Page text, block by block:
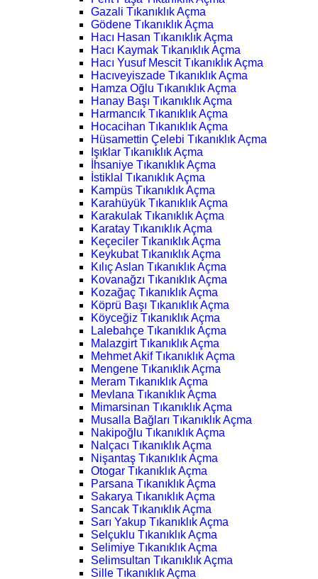
Gazali Tıkanıklık Açma
Gödene Tıkanıklık Açma
Hacı Hasan Tıkanıklık Açma
Hacı Kaymak Tıkanıklık Açma
Hacı Yusuf Mescit Tıkanıklık Açma
Hacıveyiszade Tıkanıklık Açma
Hamza Oğlu Tıkanıklık Açma
Hanay Başı Tıkanıklık Açma
Harmancık Tıkanıklık Açma
Hocacihan Tıkanıklık Açma
Hüsamettin Çelebi Tıkanıklık Açma
Işıklar Tıkanıklık Açma
İhsaniye Tıkanıklık Açma
İstiklal Tıkanıklık Açma
Kampüs Tıkanıklık Açma
Karahüyük Tıkanıklık Açma
Karakulak Tıkanıklık Açma
Karatay Tıkanıklık Açma
Keçeciler Tıkanıklık Açma
Keykubat Tıkanıklık Açma
Kılıç Aslan Tıkanıklık Açma
Kovanağzı Tıkanıklık Açma
Kozağaç Tıkanıklık Açma
Köprü Başı Tıkanıklık Açma
Köyceğiz Tıkanıklık Açma
Lalebahçe Tıkanıklık Açma
Malazgirt Tıkanıklık Açma
Mehmet Akif Tıkanıklık Açma
Mengene Tıkanıklık Açma
Meram Tıkanıklık Açma
Mevlana Tıkanıklık Açma
Mimarsinan Tıkanıklık Açma
Musalla Bağları Tıkanıklık Açma
Nakipoğlu Tıkanıklık Açma
Nalçacı Tıkanıklık Açma
Nişantaş Tıkanıklık Açma
Otogar Tıkanıklık Açma
Parsana Tıkanıklık Açma
Sakarya Tıkanıklık Açma
Sancak Tıkanıklık Açma
Sarı Yakup Tıkanıklık Açma
Selçuklu Tıkanıklık Açma
Selimiye Tıkanıklık Açma
Selimsultan Tıkanıklık Açma
Sille Tıkanıklık Açma